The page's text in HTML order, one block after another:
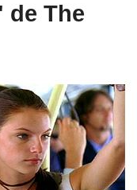
de The